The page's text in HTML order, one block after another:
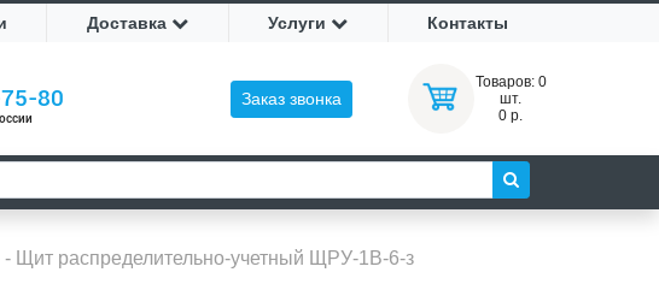
Доставка Услуги Контакты
80 Заказ звонка
Товаров: 0
шт.
0 р.
- Щит распределительно-учетный ЩРУ-1В-6-з